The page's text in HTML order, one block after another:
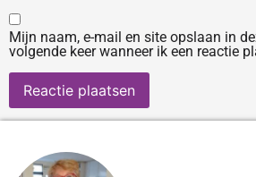
Mijn naam, e-mail en site opslaan in
volgende keer wanneer ik een reactie